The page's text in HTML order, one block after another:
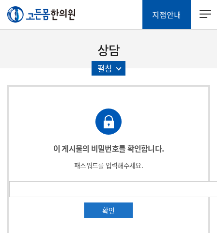
지점안내
상담
펼침
이 게시물의 비밀번호를 확인합니다.
패스워드를 입력해주세요.
확인